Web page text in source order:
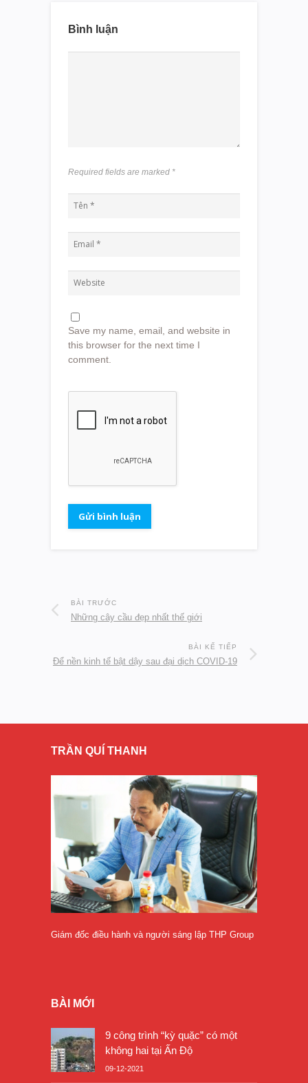
Bình luận
Required fields are marked *
Save my name, email, and website in
this browser for the next time I
comment.
BÀI TRƯỚC
Những cây cầu đẹp nhất thế giới
BÀI KẾ TIẾP
Để nền kinh tế bật dậy sau đại dịch COVID-19
TRẦN QUÍ THANH
Giám đốc điều hành và người sáng lập THP Group
BÀI MỚI
9 công trình “kỳ quặc” có một
không hai tại Ấn Độ
09-12-2021